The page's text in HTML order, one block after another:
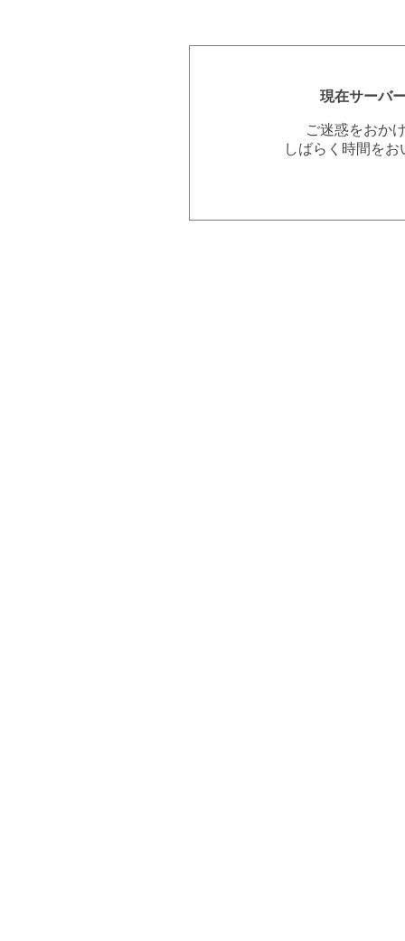
現在サーバ
ご迷惑をおか
しばらく時間を